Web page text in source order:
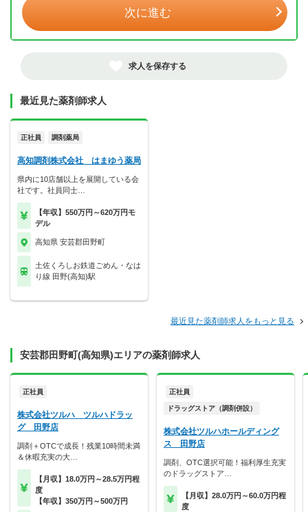
次に進む
求人を保存する
最近見た薬剤師求人
正社員 調剤薬局
高知調剤株式会社 はまゆう薬局
県内に10店舗以上を展開している会
社です。社員同士…
【年収】550万円～620万円モ
デル
高知県 安芸郡田野町
土佐くろしお鉄道ごめん・なは
り線 田野(高知)駅
最近見た薬剤師求人をもっと見る
安芸郡田野町(高知県)エリアの薬剤師求人
正社員
株式会社ツルハ ツルハドラッ
グ 田野店
調剤＋OTCで成長！残業10時間未満
＆休暇充実の大…
【月収】18.0万円～28.5万円程
度
【年収】350万円～500万円
正社員
ドラッグストア（調剤併設）
株式会社ツルハホールディング
ス 田野店
調剤、OTC選択可能！福利厚生充実
のドラッグストア…
【月収】28.0万円～60.0万円程
度